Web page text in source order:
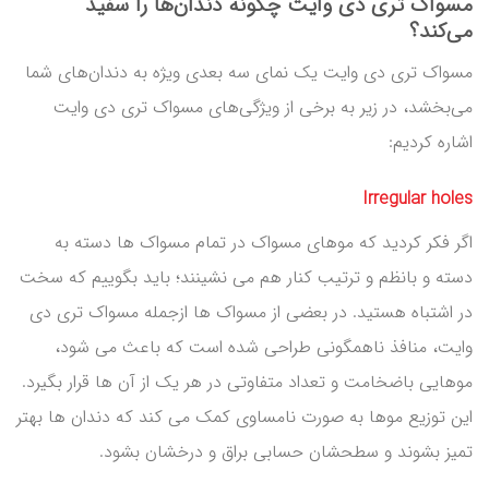
می‌کند؟
مسواک تری دی وایت یک نمای سه بعدی ویژه به دندان‌های شما
می‌بخشد، در زیر به برخی از ویژگی‌های مسواک تری دی وایت
اشاره کردیم:
Irregular holes
اگر فکر کردید که موهای مسواک در تمام مسواک ها دسته به
دسته و بانظم و ترتیب کنار هم می نشینند؛ باید بگوییم که سخت
در اشتباه هستید. در بعضی از مسواک ها ازجمله مسواک تری دی
وایت، منافذ ناهمگونی طراحی شده است که باعث می شود،
موهایی باضخامت و تعداد متفاوتی در هر یک از آن ها قرار بگیرد.
این توزیع موها به صورت نامساوی کمک می کند که دندان ها بهتر
تمیز بشوند و سطحشان حسابی براق و درخشان بشود.